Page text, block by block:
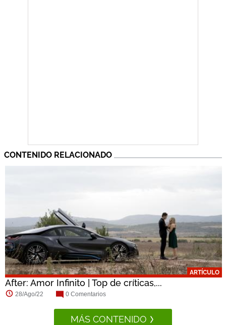
CONTENIDO RELACIONADO
ARTÍCULO
After: Amor Infinito | Top de críticas,...
28/Ago/22 0 Comentarios
MÁS CONTENIDO